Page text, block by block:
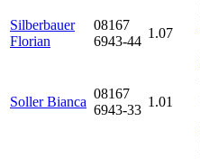
Silberbauer
Florian
08167
6943-44
1.07
Soller Bianca
08167
6943-33
1.01